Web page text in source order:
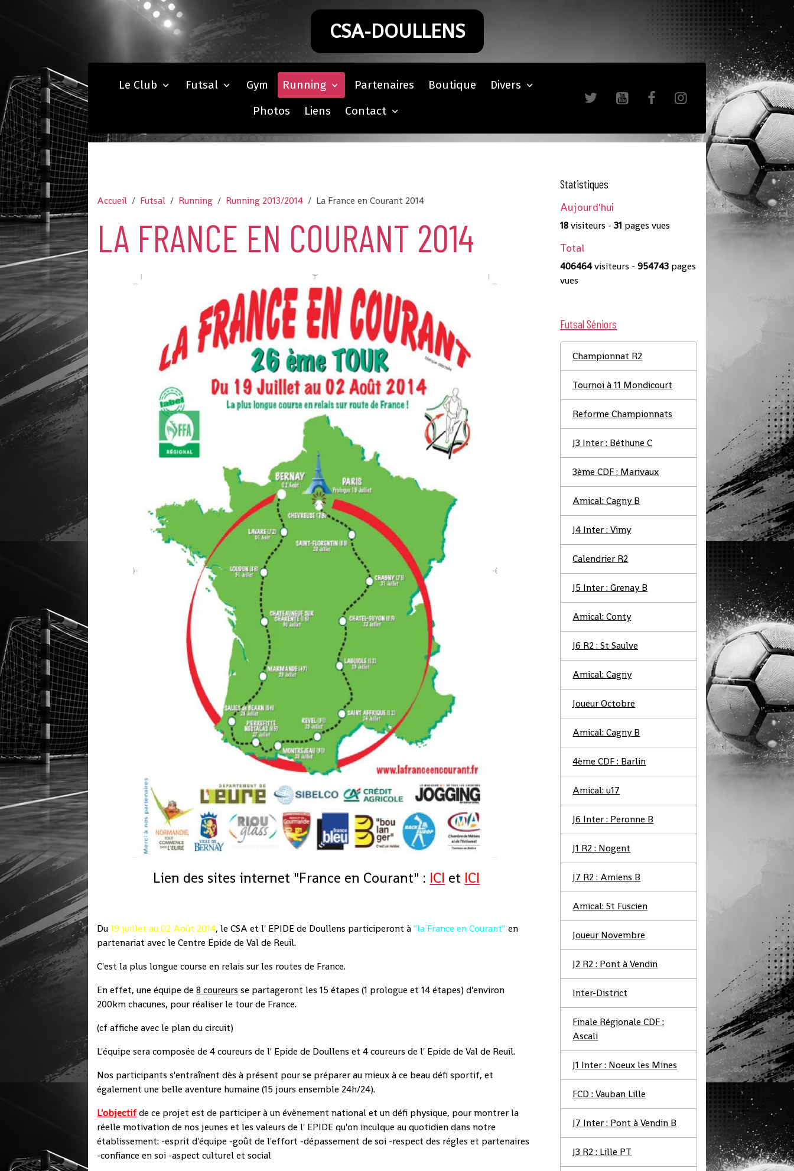
CSA-DOULLENS
Le Club Futsal Gym Running Partenaires Boutique
Divers
Photos
Liens Contact
Accueil Futsal Running Running 2013/2014 La France en Courant 2014
LA FRANCE EN COURANT 2014
Lien des sites internet "France en Courant" : ICI et ICI
Du19 juillet au 02 Août 2014, le CSA et l' EPIDE de Doullens participeront à"la France en Courant" en
partenariat avec le Centre Epide de Val de Reuil.
C'est la plus longue course en relais sur les routes de France.
En effet, une équipe de8 coureurs se partageront les 15 étapes (1 prologue et 14 étapes) d'environ
200km chacunes, pour réaliser le tour de France.
(cf affiche avec le plan du circuit)
L'équipe sera composée de 4 coureurs de l' Epide de Doullens et 4 coureurs de l' Epide de Val de Reuil.
Nos participants s'entraînent dès à présent pour se préparer au mieux à ce beau défi sportif, et
également une belle aventure humaine (15 jours ensemble 24h/24).
L'objectifde ce projet est de participer à un évènement national et un défi physique, pour montrer la
réelle motivation de nos jeunes et les valeurs de l' EPIDE qu'on inculque au quotidien dans notre
établissement: -esprit d'équipe -goût de l'effort -dépassement de soi -respect des régles et partenaires
-confiance en soi -aspect culturel et social
Statistiques
Aujourd'hui
18visiteurs -31 pages vues
Total
406464visiteurs -954743 pages
vues
Futsal Séniors
Championnat R2
Tournoi à 11 Mondicourt
Reforme Championnats
J3 Inter : Béthune C
3ème CDF : Marivaux
Amical: Cagny B
J4 Inter : Vimy
Calendrier R2
J5 Inter : Grenay B
Amical: Conty
J6 R2 : St Saulve
Amical: Cagny
Joueur Octobre
Amical: Cagny B
4ème CDF : Barlin
Amical: u17
J6 Inter : Peronne B
J1 R2 : Nogent
J7 R2 : Amiens B
Amical: St Fuscien
Joueur Novembre
J2 R2 : Pont à Vendin
Inter-District
Finale Régionale CDF :
Ascali
J1 Inter : Noeux les Mines
FCD : Vauban Lille
J7 Inter : Pont à Vendin B
J3 R2 : Lille PT